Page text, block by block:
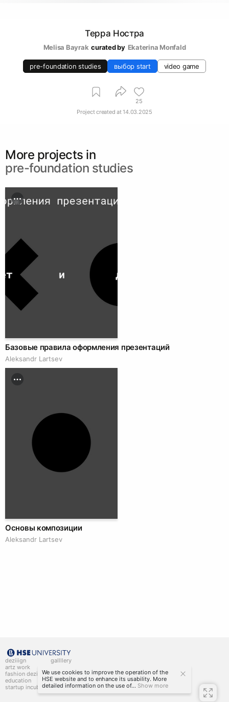
Терра Ностра
Melisa Bayrak curated by Ekaterina Monfald
pre-foundation studies выбор start video game
25
Project created at14.03.2025
More projects in
pre-foundation studies
Базовые правила оформления презентаций
Аleksandr Lartsev
Основы композиции
Аleksandr Lartsev
deziiign
artz work
fashion deziiign
education
startup incubator
gallllery
kiiids.art
We use cookies to improve the operation of the
HSE website and to enhance its usability. More
detailed information on the use of... Show more